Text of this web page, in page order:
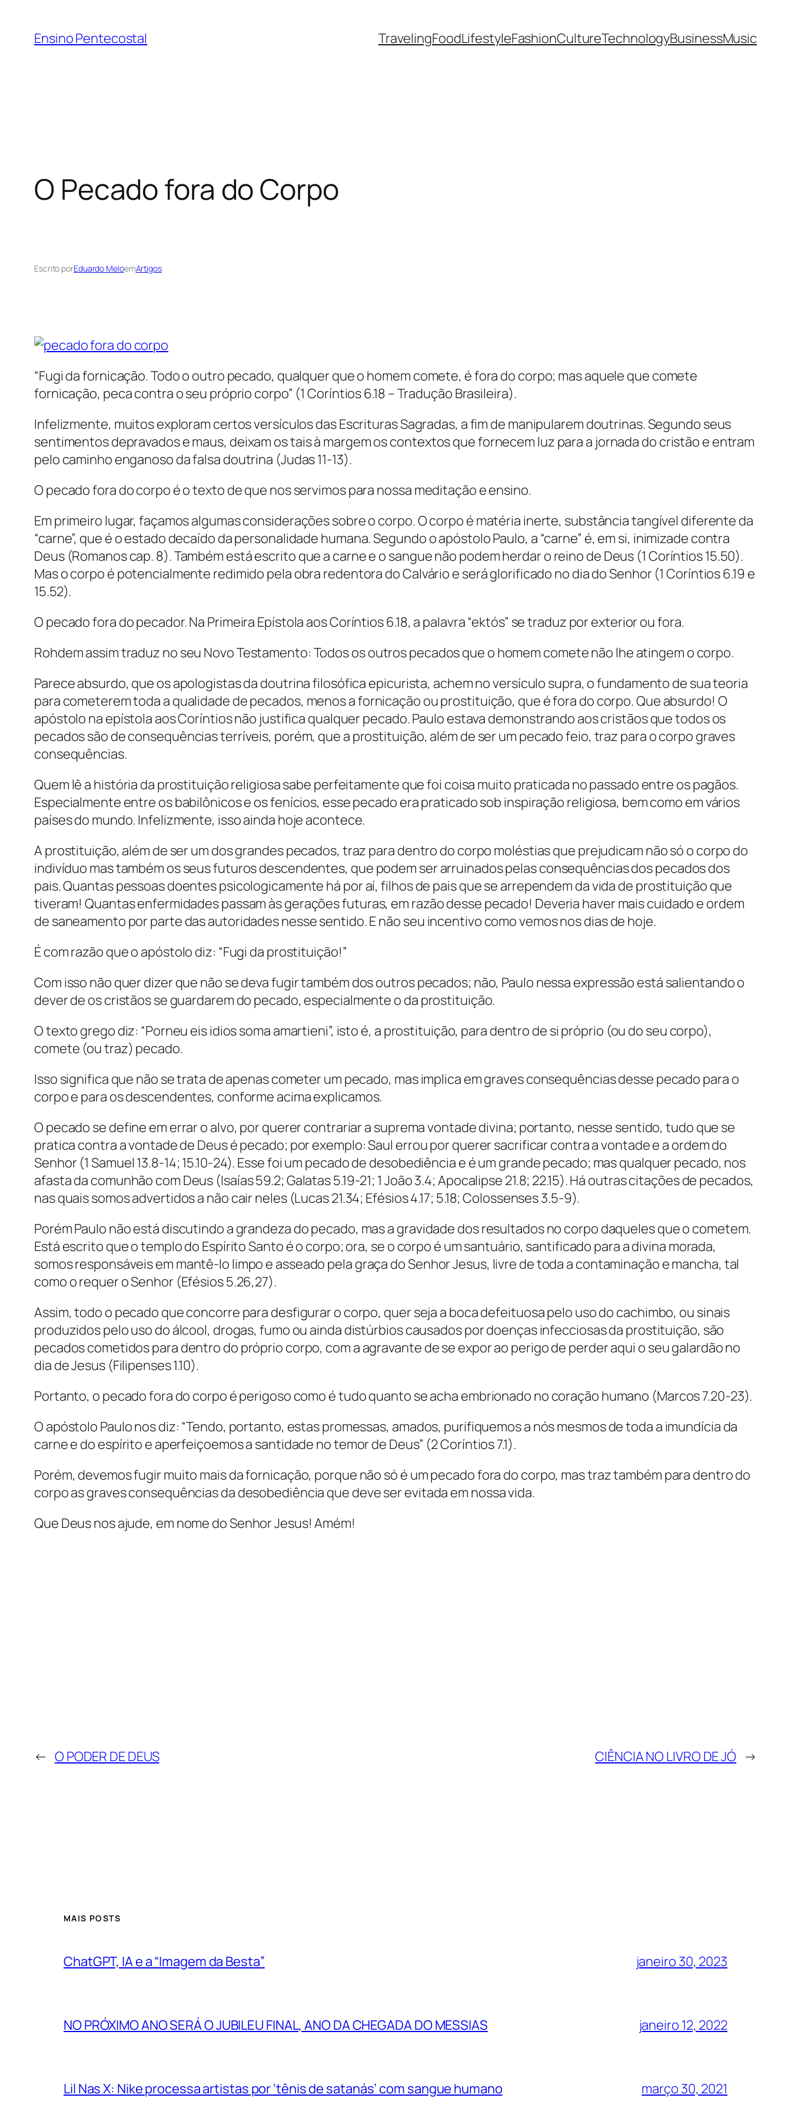
Ensino Pentecostal TravelingFoodLifestyleFashionCultureTechnologyBusinessMusic
O Pecado fora do Corpo
Escrito porEduardo MeloemArtigos
“Fugi da fornicação. Todo o outro pecado, qualquer que o homem comete, é fora do corpo; mas aquele que comete
fornicação, peca contra o seu próprio corpo” (1 Coríntios 6.18 – Tradução Brasileira).
Infelizmente, muitos exploram certos versículos das Escrituras Sagradas, a fim de manipularem doutrinas. Segundo seus
sentimentos depravados e maus, deixam os tais à margem os contextos que fornecem luz para a jornada do cristão e entram
pelo caminho enganoso da falsa doutrina (Judas 11-13).
O pecado fora do corpo é o texto de que nos servimos para nossa meditação e ensino.
Em primeiro lugar, façamos algumas considerações sobre o corpo. O corpo é matéria inerte, substância tangível diferente da
“carne”, que é o estado decaído da personalidade humana. Segundo o apóstolo Paulo, a “carne” é, em si, inimizade contra
Deus (Romanos cap. 8). Também está escrito que a carne e o sangue não podem herdar o reino de Deus (1 Coríntios 15.50).
Mas o corpo é potencialmente redimido pela obra redentora do Calvário e será glorificado no dia do Senhor (1 Coríntios 6.19 e
15.52).
O pecado fora do pecador. Na Primeira Epístola aos Coríntios 6.18, a palavra “ektós” se traduz por exterior ou fora.
Rohdem assim traduz no seu Novo Testamento: Todos os outros pecados que o homem comete não lhe atingem o corpo.
Parece absurdo, que os apologistas da doutrina filosófica epicurista, achem no versículo supra, o fundamento de sua teoria
para cometerem toda a qualidade de pecados, menos a fornicação ou prostituição, que é fora do corpo. Que absurdo! O
apóstolo na epístola aos Coríntios não justifica qualquer pecado. Paulo estava demonstrando aos cristãos que todos os
pecados são de consequências terríveis, porém, que a prostituição, além de ser um pecado feio, traz para o corpo graves
consequências.
Quem lê a história da prostituição religiosa sabe perfeitamente que foi coisa muito praticada no passado entre os pagãos.
Especialmente entre os babilônicos e os fenícios, esse pecado era praticado sob inspiração religiosa, bem como em vários
países do mundo. Infelizmente, isso ainda hoje acontece.
A prostituição, além de ser um dos grandes pecados, traz para dentro do corpo moléstias que prejudicam não só o corpo do
indivíduo mas também os seus futuros descendentes, que podem ser arruinados pelas consequências dos pecados dos
pais. Quantas pessoas doentes psicologicamente há por aí, filhos de pais que se arrependem da vida de prostituição que
tiveram! Quantas enfermidades passam às gerações futuras, em razão desse pecado! Deveria haver mais cuidado e ordem
de saneamento por parte das autoridades nesse sentido. E não seu incentivo como vemos nos dias de hoje.
É com razão que o apóstolo diz: “Fugi da prostituição!”
Com isso não quer dizer que não se deva fugir também dos outros pecados; não, Paulo nessa expressão está salientando o
dever de os cristãos se guardarem do pecado, especialmente o da prostituição.
O texto grego diz: “Porneu eis idios soma amartieni”, isto é, a prostituição, para dentro de si próprio (ou do seu corpo),
comete (ou traz) pecado.
Isso significa que não se trata de apenas cometer um pecado, mas implica em graves consequências desse pecado para o
corpo e para os descendentes, conforme acima explicamos.
O pecado se define em errar o alvo, por querer contrariar a suprema vontade divina; portanto, nesse sentido, tudo que se
pratica contra a vontade de Deus é pecado; por exemplo: Saul errou por querer sacrificar contra a vontade e a ordem do
Senhor (1 Samuel 13.8-14; 15.10-24). Esse foi um pecado de desobediência e é um grande pecado; mas qualquer pecado, nos
afasta da comunhão com Deus (Isaías 59.2; Galatas 5.19-21; 1 João 3.4; Apocalipse 21.8; 22.15). Há outras citações de pecados,
nas quais somos advertidos a não cair neles (Lucas 21.34; Efésios 4.17; 5.18; Colossenses 3.5-9).
Porém Paulo não está discutindo a grandeza do pecado, mas a gravidade dos resultados no corpo daqueles que o cometem.
Está escrito que o templo do Espírito Santo é o corpo; ora, se o corpo é um santuário, santificado para a divina morada,
somos responsáveis em mantê-lo limpo e asseado pela graça do Senhor Jesus, livre de toda a contaminação e mancha, tal
como o requer o Senhor (Efésios 5.26,27).
Assim, todo o pecado que concorre para desfigurar o corpo, quer seja a boca defeituosa pelo uso do cachimbo, ou sinais
produzidos pelo uso do álcool, drogas, fumo ou ainda distúrbios causados por doenças infecciosas da prostituição, são
pecados cometidos para dentro do próprio corpo, com a agravante de se expor ao perigo de perder aqui o seu galardão no
dia de Jesus (Filipenses 1.10).
Portanto, o pecado fora do corpo é perigoso como é tudo quanto se acha embrionado no coração humano (Marcos 7.20-23).
O apóstolo Paulo nos diz: “Tendo, portanto, estas promessas, amados, purifiquemos a nós mesmos de toda a imundícia da
carne e do espírito e aperfeiçoemos a santidade no temor de Deus” (2 Coríntios 7.1).
Porém, devemos fugir muito mais da fornicação, porque não só é um pecado fora do corpo, mas traz também para dentro do
corpo as graves consequências da desobediência que deve ser evitada em nossa vida.
Que Deus nos ajude, em nome do Senhor Jesus! Amém!
← O PODER DE DEUS CIÊNCIA NO LIVRO DE JÓ →
MAIS POSTS
ChatGPT, IA e a “Imagem da Besta” janeiro 30, 2023
NO PRÓXIMO ANO SERÁ O JUBILEU FINAL, ANO DA CHEGADA DO MESSIAS janeiro 12, 2022
Lil Nas X: Nike processa artistas por ‘tênis de satanás’ com sangue humano março 30, 2021